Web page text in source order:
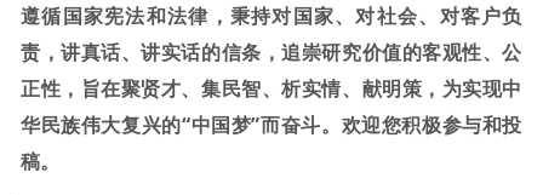
遵循国家宪法和法律，秉持对国家、对社会、对客户负
责，讲真话、讲实话的信条，追崇研究价值的客观性、公
正性，旨在聚贤才、集民智、析实情、献明策，为实现中
华民族伟大复兴的“中国梦”而奋斗。欢迎您积极参与和投
稿。